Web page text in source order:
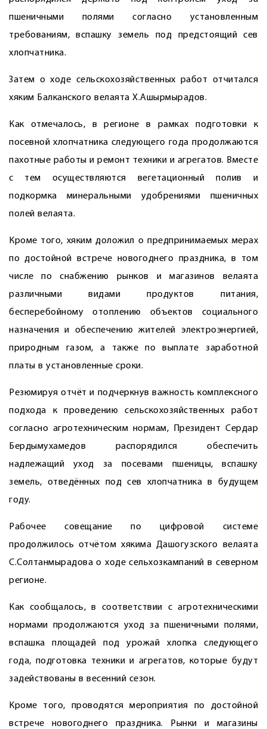
пшеничными полями согласно установленным
требованиям, вспашку земель под предстоящий сев
хлопчатника.
Затем о ходе сельскохозяйственных работ отчитался
хяким Балканского велаята Х.Ашырмырадов.
Как отмечалось, в регионе в рамках подготовки к
посевной хлопчатника следующего года продолжаются
пахотные работы и ремонт техники и агрегатов. Вместе
с тем осуществляются вегетационный полив и
подкормка минеральными удобрениями пшеничных
полей велаята.
Кроме того, хяким доложил о предпринимаемых мерах
по достойной встрече новогоднего праздника, в том
числе по снабжению рынков и магазинов велаята
различными видами продуктов питания,
бесперебойному отоплению объектов социального
назначения и обеспечению жителей электроэнергией,
природным газом, а также по выплате заработной
платы в установленные сроки.
Резюмируя отчёт и подчеркнув важность комплексного
подхода к проведению сельскохозяйственных работ
согласно агротехническим нормам, Президент Сердар
Бердымухамедов распорядился обеспечить
надлежащий уход за посевами пшеницы, вспашку
земель, отведённых под сев хлопчатника в будущем
году.
Рабочее совещание по цифровой системе
продолжилось отчётом хякима Дашогузского велаята
С.Солтанмырадова о ходе сельхозкампаний в северном
регионе.
Как сообщалось, в соответствии с агротехническими
нормами продолжаются уход за пшеничными полями,
вспашка площадей под урожай хлопка следующего
года, подготовка техники и агрегатов, которые будут
задействованы в весенний сезон.
Кроме того, проводятся мероприятия по достойной
встрече новогоднего праздника. Рынки и магазины